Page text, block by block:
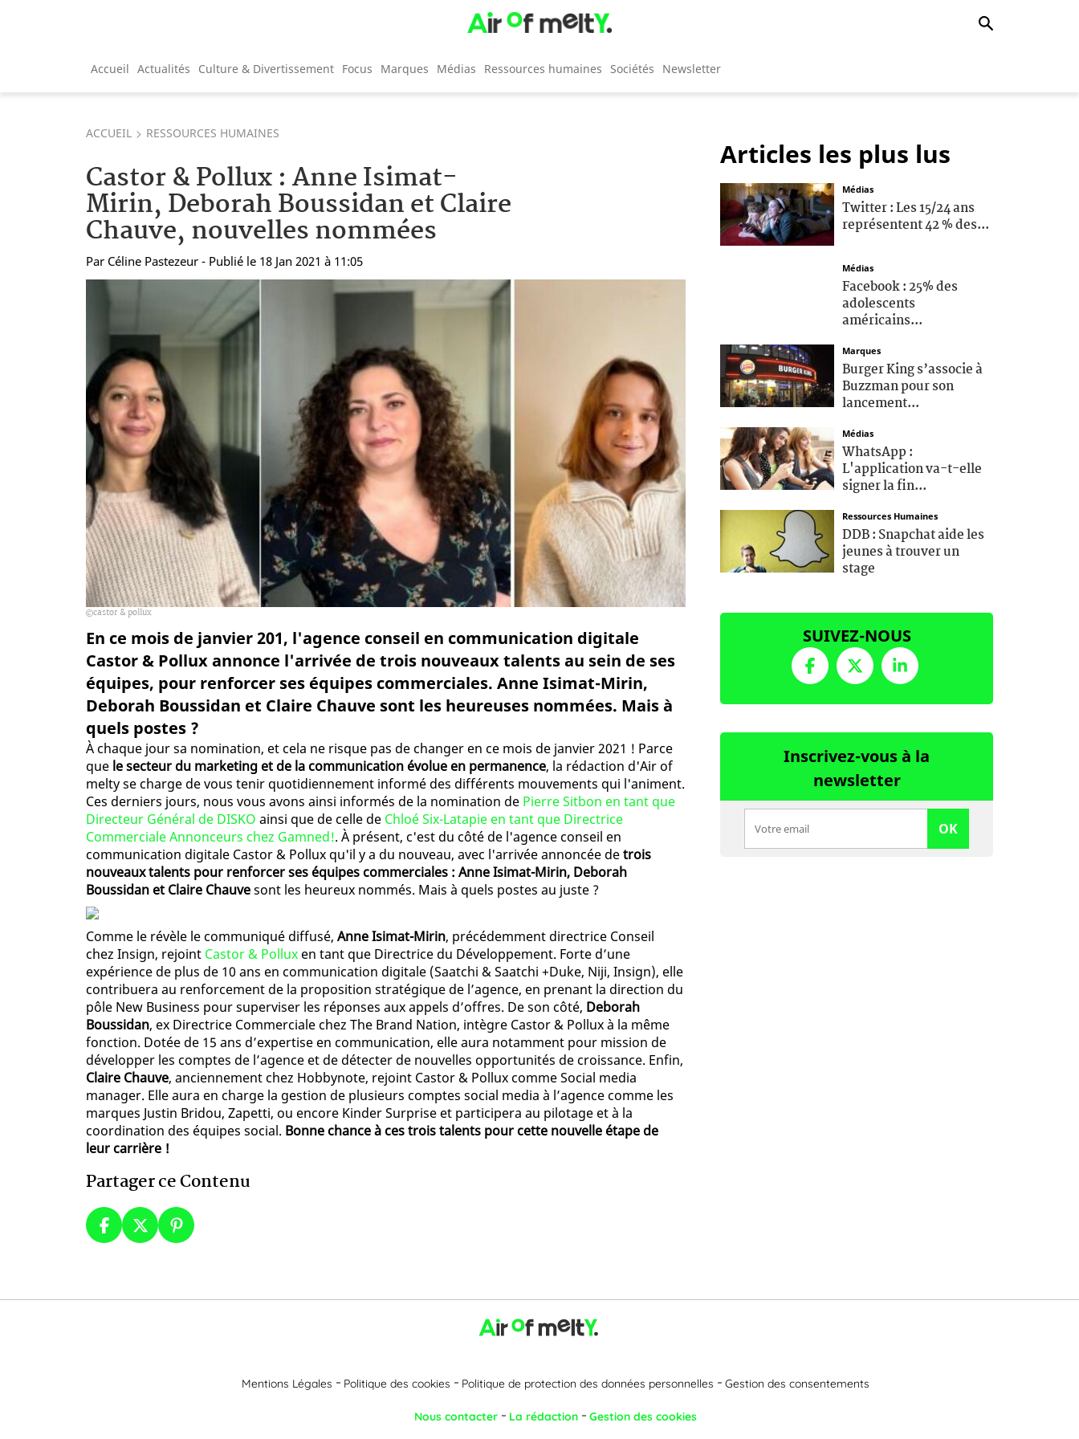
Accueil Actualités Culture & Divertissement Focus Marques Médias Ressources humaines Sociétés Newsletter
ACCUEIL RESSOURCES HUMAINES
Castor & Pollux : Anne Isimat-
Mirin, Deborah Boussidan et Claire
Chauve, nouvelles nommées
Par Céline Pastezeur - Publié le 18 Jan 2021 à 11:05
castor & pollux
En ce mois de janvier 201, l'agence conseil en communication digitale
Castor & Pollux annonce l'arrivée de trois nouveaux talents au sein de ses
équipes, pour renforcer ses équipes commerciales. Anne Isimat-Mirin,
Deborah Boussidan et Claire Chauve sont les heureuses nommées. Mais à
quels postes ?
À chaque jour sa nomination, et cela ne risque pas de changer en ce mois de janvier 2021 ! Parce
que le secteur du marketing et de la communication évolue en permanence, la rédaction d'Air of
melty se charge de vous tenir quotidiennement informé des différents mouvements qui l'animent.
Ces derniers jours, nous vous avons ainsi informés de la nomination de Pierre Sitbon en tant que
Directeur Général de DISKO ainsi que de celle de Chloé Six-Latapie en tant que Directrice
Commerciale Annonceurs chez Gamned!. À présent, c'est du côté de l'agence conseil en
communication digitale Castor & Pollux qu'il y a du nouveau, avec l'arrivée annoncée detrois
nouveaux talents pour renforcer ses équipes commerciales : Anne Isimat-Mirin, Deborah
Boussidan et Claire Chauvesont les heureux nommés. Mais à quels postes au juste ?
Comme le révèle le communiqué diffusé, Anne Isimat-Mirin, précédemment directrice Conseil
chez Insign, rejoint Castor & Pollux en tant que Directrice du Développement. Forte d’une
expérience de plus de 10 ans en communication digitale (Saatchi & Saatchi +Duke, Niji, Insign), elle
contribuera au renforcement de la proposition stratégique de l’agence, en prenant la direction du
pôle New Business pour superviser les réponses aux appels d’offres. De son côté, Deborah
Boussidan, ex Directrice Commerciale chez The Brand Nation, intègre Castor & Pollux à la même
fonction. Dotée de 15 ans d’expertise en communication, elle aura notamment pour mission de
développer les comptes de l’agence et de détecter de nouvelles opportunités de croissance. Enfin,
Claire Chauve, anciennement chez Hobbynote, rejoint Castor & Pollux comme Social media
manager. Elle aura en charge la gestion de plusieurs comptes social media à l’agence comme les
marques Justin Bridou, Zapetti, ou encore Kinder Surprise et participera au pilotage et à la
coordination des équipes social. Bonne chance à ces trois talents pour cette nouvelle étape de
leur carrière !
Partager ce Contenu
Articles les plus lus
Médias
Twitter : Les 15/24 ans
représentent 42 % des...
Médias
Facebook : 25% des
adolescents
américains...
Marques
Burger King s’associe à
Buzzman pour son
lancement...
Médias
WhatsApp :
L'application va-t-elle
signer la fin...
Ressources Humaines
DDB : Snapchat aide les
jeunes à trouver un
stage
SUIVEZ-NOUS
Inscrivez-vous à la
newsletter
OK
Mentions Légales Politique des cookies Politique de protection des données personnelles Gestion des consentements
Nous contacter La rédaction Gestion des cookies